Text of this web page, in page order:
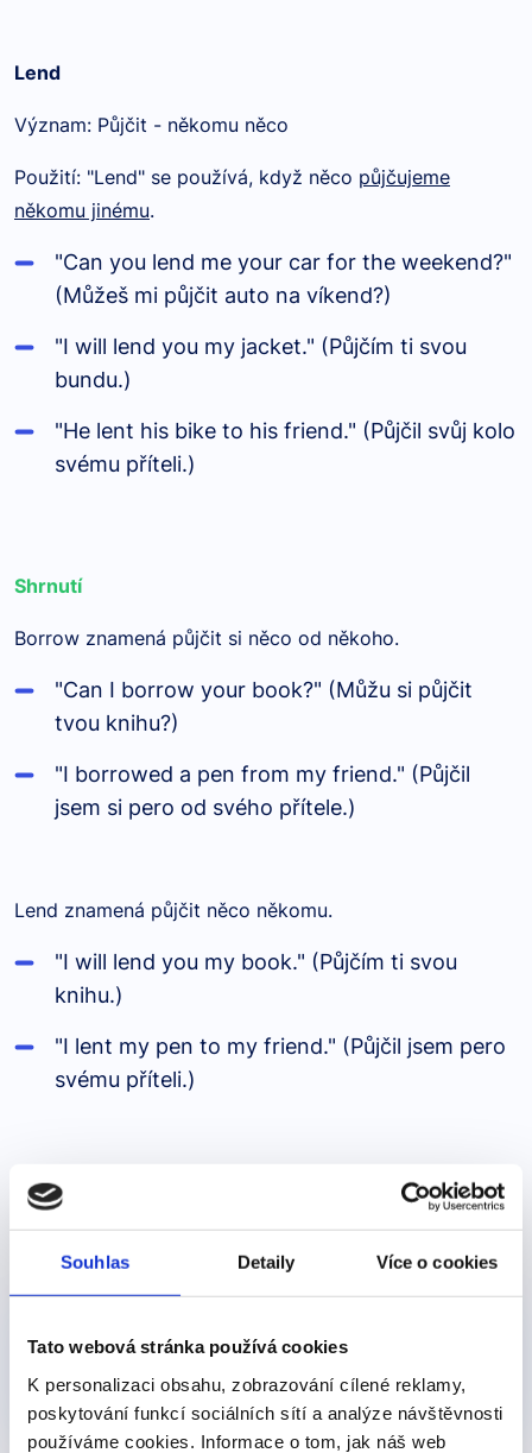
Souhlas Detaily Více o cookies
Tato webová stránka používá cookies
K personalizaci obsahu, zobrazování cílené reklamy,
poskytování funkcí sociálních sítí a analýze návštěvnosti
používáme cookies. Informace o tom, jak náš web
Lend
Význam: Půjčit - někomu něco
Použití: "Lend" se používá, když něco půjčujeme
někomu jinému.
"Can you lend me your car for the weekend?"
(Můžeš mi půjčit auto na víkend?)
"I will lend you my jacket." (Půjčím ti svou
bundu.)
"He lent his bike to his friend." (Půjčil svůj kolo
svému příteli.)
Shrnutí
Borrow znamená půjčit si něco od někoho.
"Can I borrow your book?" (Můžu si půjčit
tvou knihu?)
"I borrowed a pen from my friend." (Půjčil
jsem si pero od svého přítele.)
Lend znamená půjčit něco někomu.
"I will lend you my book." (Půjčím ti svou
knihu.)
"I lent my pen to my friend." (Půjčil jsem pero
svému příteli.)
Produkty, kde výraz nebo frázi učíme
450 Kč Detail